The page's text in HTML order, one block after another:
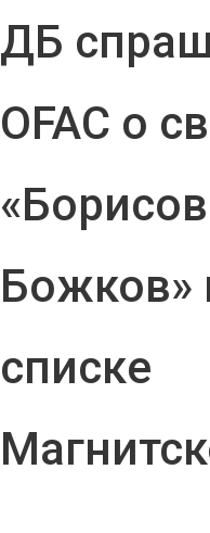
ДБ
OFAC о
Божков»
списке